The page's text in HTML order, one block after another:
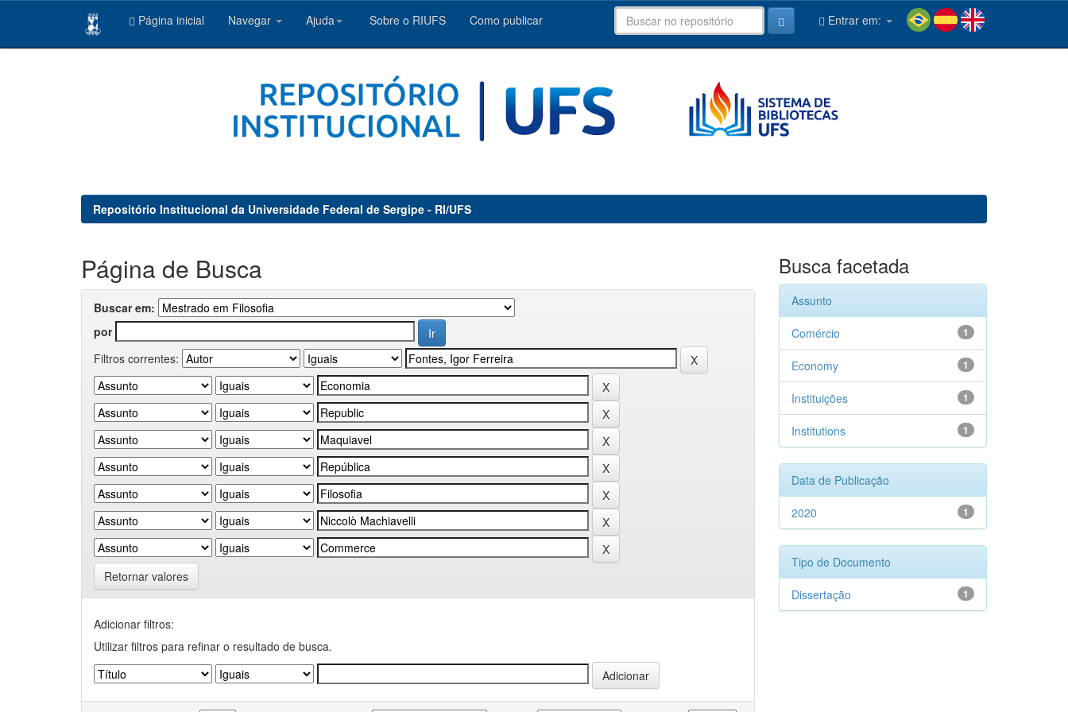
Página inicial Navegar Ajuda Sobre o RIUFS Como publicar Entrar em:
Repositório Institucional da Universidade Federal de Sergipe - RI/UFS
Página de Busca
Buscar em:
por
Filtros correntes:
Retornar valores
Adicionar filtros:
Utilizar filtros para refinar o resultado de busca.
Busca facetada
Assunto
1
Comércio
1
Economy
1
Instituições
1
Institutions
Data de Publicação
1
2020
Tipo de Documento
1
Dissertação